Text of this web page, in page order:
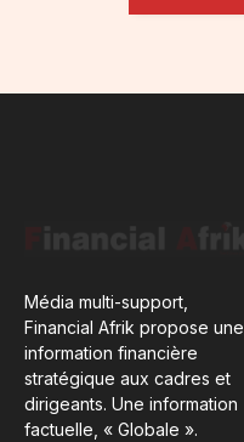
Média multi-support,
Financial Afrik propose une
information financière
stratégique aux cadres et
dirigeants. Une information
factuelle, « Globale ».